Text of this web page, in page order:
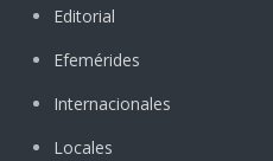
Editorial
Efemérides
Internacionales
Locales